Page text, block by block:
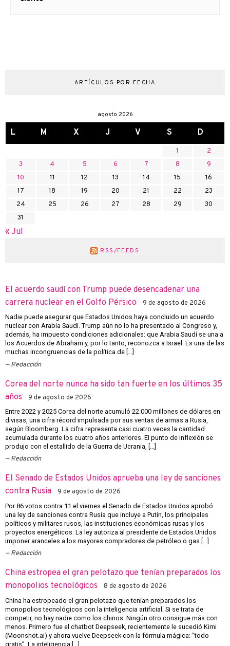
ARTÍCULOS POR FECHA
agosto 2026
L M X J V S D
1
2
3
4 5 6 7 8
9
10
11 12 13 14 15
16
17
18 19 20 21 22
23
24
25 26 27 28 29
30
31
« Jul
RSS/FEEDS
El acuerdo saudí con Trump puede desencadenar una
carrera nuclear en el Golfo Pérsico
9 de agosto de 2026
Nadie puede asegurar que Estados Unidos haya concluido un acuerdo
nuclear con Arabia Saudí. Trump aún no lo ha presentado al Congreso y,
además, ha impuesto condiciones adicionales: que Arabia Saudí se una a
los Acuerdos de Abraham y, por lo tanto, reconozca a Israel. Es una de las
muchas incongruencias de la política de […]
Redacción
Corea del norte nunca ha sido tan fuerte en los últimos 35
años
9 de agosto de 2026
Entre 2022 y 2025 Corea del norte acumuló 22.000 millones de dólares en
divisas, una cifra récord impulsada por sus ventas de armas a Rusia,
según Bloomberg. La cifra representa casi cuatro veces la cantidad
acumulada durante los cuatro años anteriores. El punto de inflexión se
produjo con el estallido de la Guerra de Ucrania, […]
Redacción
El Senado de Estados Unidos aprueba una ley de sanciones
contra Rusia
9 de agosto de 2026
Por 86 votos contra 11 el viernes el Senado de Estados Unidos aprobó
una ley de sanciones contra Rusia que incluye a Putin, los principales
políticos y militares rusos, las instituciones económicas rusas y los
proyectos energéticos. La ley autoriza al presidente de Estados Unidos
imponer aranceles a los mayores compradores de petróleo o gas […]
Redacción
China estropea el gran pelotazo que tenían preparados los
monopolios tecnológicos
8 de agosto de 2026
China ha estropeado el gran pelotazo que tenían preparados los
monopolios tecnológicos con la inteligencia artificial. Si se trata de
competir, no hay nadie como los chinos. Ningún otro consigue más con
menos. Primero fue el chatbot Deepseek, recientemente le sucedió Kimi
(Moonshot.ai) y ahora vuelve Deepseek con la fórmula mágica: “todo
gratis”. La inteligencia […]